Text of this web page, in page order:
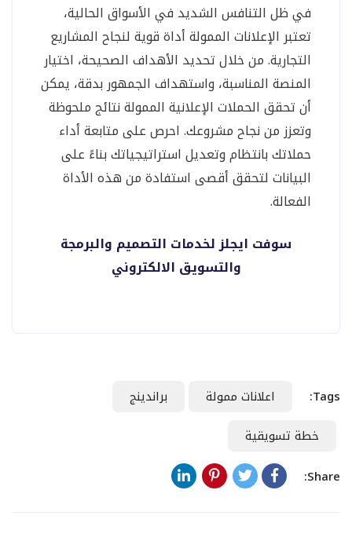
في ظل التنافس الشديد في الأسواق الحالية،
تعتبر الإعلانات الممولة أداة قوية لنجاح المشاريع
التجارية. من خلال تحديد الأهداف الصحيحة، اختيار
المنصة المناسبة، واستهداف الجمهور بدقة، يمكن
أن تحقق الحملات الإعلانية الممولة نتائج ملحوظة
وتعزز من نجاح مشروعك. احرص على متابعة أداء
حملاتك بانتظام وتعديل استراتيجياتك بناءً على
البيانات لتحقق أقصى استفادة من هذه الأداة
الفعالة.
سوفت ايجلز لخدمات التصميم والبرمجة
والتسويق الالكتروني
Tags: اعلانات ممولة
براندينج
خطة تسويقية
Share: